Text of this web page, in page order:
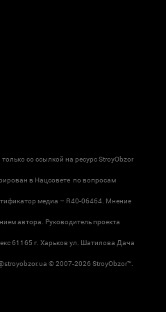
со ссылкой на ресурс StroyObzor
в Нацсовете по вопросам
медиа – R40-06464. Мнение
автора. Руководитель проекта
61165 г. Харьков ул. Шатилова Дача
© 2007-2026 StroyObzor™.